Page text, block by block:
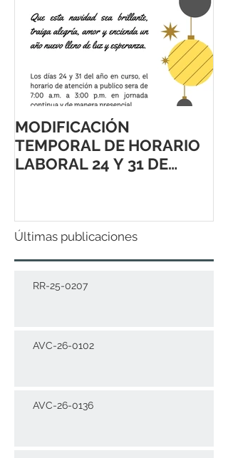
MODIFICACIÓN
TEMPORAL DE HORARIO
LABORAL 24 Y 31 DE
Últimas publicaciones
RR-25-0207
AVC-26-0102
AVC-26-0136